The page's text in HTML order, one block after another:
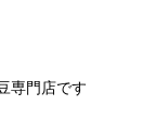
専門店です